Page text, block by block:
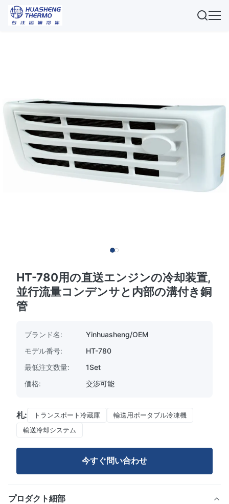
HT-780用の直送エンジンの冷却装置,
並行流量コンデンサと内部の溝付き銅
管
ブランド名:
Yinhuasheng/OEM
モデル番号:
HT-780
最低注文数量:
1Set
価格:
交渉可能
札: トランスポート冷蔵庫
輸送用ポータブル冷凍機
輸送冷却システム
今すぐ問い合わせ
プロダクト細部